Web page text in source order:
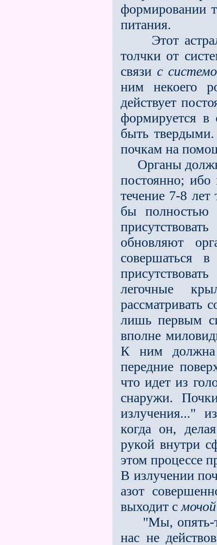
формировании
питания.
Этот
толчки от
связис
ним некоего
действует
формируется
быть
почкам на
Органы
постоянно;
течение 7-8
бы полностью
обновляют
совершаться
легочные
рассматривать
лишь первым
вполне
К ним должна
передние
что идет из
снаружи.
излучения..."
когда он,
рукой внутри
этом процессе
В излучении
азот
выхо­дит смочой
"Мы, опять-
нас не